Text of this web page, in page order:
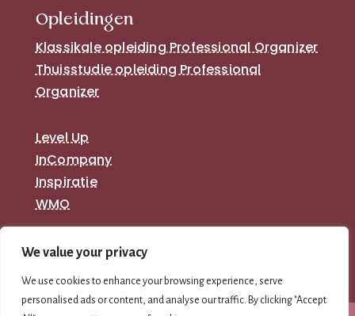
We value your privacy
We use cookies to enhance your browsing experience, serve
personalised ads or content, and analyse our traffic. By clicking "Accept
Opleidingen
Klassikale opleiding Professional Organizer
Thuisstudie opleiding Professional
Organizer
Level Up
InCompany
Inspiratie
WMO